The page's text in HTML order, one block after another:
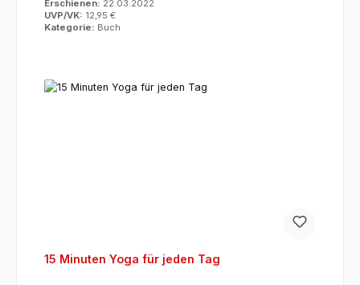
Erschienen: 22.03.2022
UVP/VK: 12,95 €
Kategorie: Buch
15 Minuten Yoga für jeden Tag